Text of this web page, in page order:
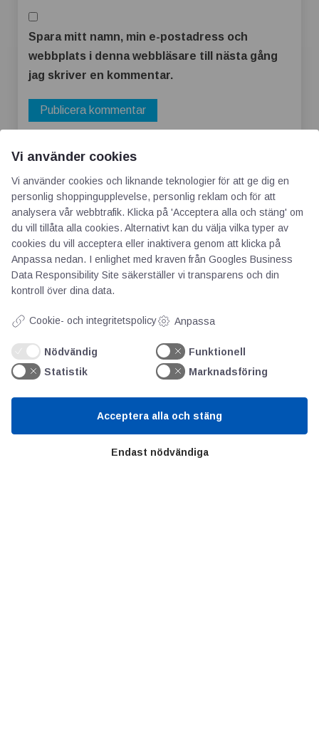
Spara mitt namn, min e-postadress och
webbplats i denna webbläsare till nästa gång
jag skriver en kommentar.
AOTI
Om oss
Kontakt
GDPR
Kunskapscentrum
SIFU
Chalmers Industriteknik
Vi använder cookies
Vi använder cookies och liknande teknologier för att ge dig en
personlig shoppingupplevelse, personlig reklam och för att
analysera vår webbtrafik. Klicka på 'Acceptera alla och stäng' om
du vill tillåta alla cookies. Alternativt kan du välja vilka typer av
cookies du vill acceptera eller inaktivera genom att klicka på
Anpassa nedan. I enlighet med kraven från Googles Business
Data Responsibility Site säkerställer vi transparens och din
kontroll över dina data.
Cookie- och integritetspolicy Anpassa
Nödvändig
Funktionell
Statistik
Marknadsföring
Endast nödvändiga
Acceptera alla och stäng